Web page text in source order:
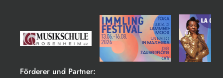
Förderer und Partner: